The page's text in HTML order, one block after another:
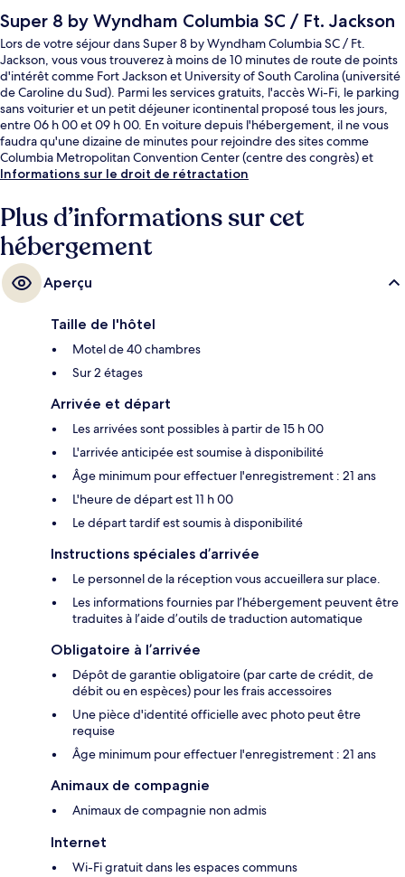
Super 8 by Wyndham Columbia SC / Ft. Jackson
Lors de votre séjour dans Super 8 by Wyndham Columbia SC / Ft.
Jackson, vous vous trouverez à moins de 10 minutes de route de points
d'intérêt comme Fort Jackson et University of South Carolina (université
de Caroline du Sud). Parmi les services gratuits, l'accès Wi-Fi, le parking
sans voiturier et un petit déjeuner icontinental proposé tous les jours,
entre 06 h 00 et 09 h 00. En voiture depuis l'hébergement, il ne vous
faudra qu'une dizaine de minutes pour rejoindre des sites comme
Columbia Metropolitan Convention Center (centre des congrès) et
Colonial Life Arena (salle omnisports).Les autres voyageurs adorent le
Informations sur le droit de rétractation
Plus d’informations sur cet
hébergement
Aperçu
Taille de l'hôtel
Motel de 40 chambres
Sur 2 étages
Arrivée et départ
Les arrivées sont possibles à partir de 15 h 00
L'arrivée anticipée est soumise à disponibilité
Âge minimum pour effectuer l'enregistrement : 21 ans
L'heure de départ est 11 h 00
Le départ tardif est soumis à disponibilité
Instructions spéciales d’arrivée
Le personnel de la réception vous accueillera sur place.
Les informations fournies par l’hébergement peuvent être
traduites à l’aide d’outils de traduction automatique
Obligatoire à l’arrivée
Dépôt de garantie obligatoire (par carte de crédit, de
débit ou en espèces) pour les frais accessoires
Une pièce d'identité officielle avec photo peut être
requise
Âge minimum pour effectuer l'enregistrement : 21 ans
Animaux de compagnie
Animaux de compagnie non admis
Internet
Wi-Fi gratuit dans les espaces communs